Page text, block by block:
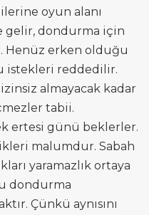
oyun alanı
gelir, dondurma için
Henüz erken olduğu
istekleri reddedilir.
almayacak kadar
tabii.
ertesi günü beklerler.
malumdur. Sabah
yaramazlık ortaya
dondurma
Çünkü aynısını